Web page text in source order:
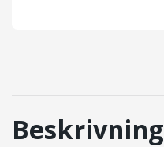
Beskrivning